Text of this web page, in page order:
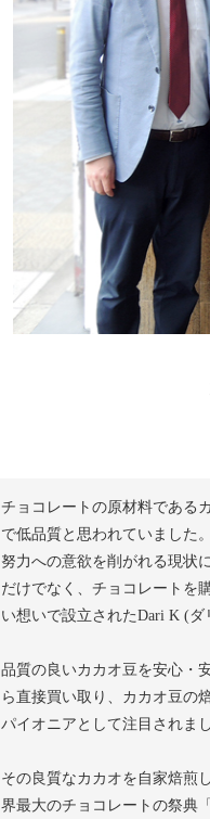
チョコレートの原材料である
で低品質と思われていました
努力への意欲を削がれる現状
だけでなく、チョコレートを
い想いで設立されたDari K (ダ
品質の良いカカオ豆を安心・
ら直接買い取り、カカオ豆の
パイオニアとして注目されまし
その良質なカカオを自家焙煎
界最大のチョコレートの祭典